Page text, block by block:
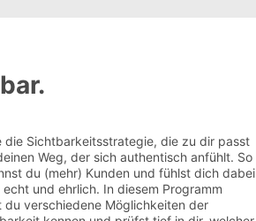
die Sichtbarkeitsstrategie, die zu dir passt
Weg, der sich authentisch anfühlt. So
du (mehr) Kunden und fühlst dich dabei
echt und ehrlich. In diesem Programm
du verschiedene Möglichkeiten der